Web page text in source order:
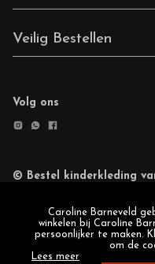
Veilig Bestellen
Volg ons
© Bestel kinderkleding
Caroline Barneveld
winkelen bij Caroline
persoonlijker te maken.
om de
Lees meer